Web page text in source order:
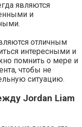
являются
и
отличным
интересными и
помнить о мере и
чтобы не
ситуацию.
Jordan Liam